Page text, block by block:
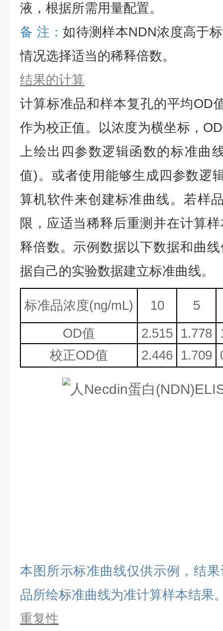
液，根据所需用量配置。
备 注：如待测样本NDN浓度高于
情况选择适当的稀释倍数。
结果的计算
计算标准品和样本复孔的平均OD
作为校正值。以浓度为横坐标，
上绘出四参数逻辑函数的标准曲
值)。或者使用能够生成四参数逻
算机软件来创建标准曲线。若样
限，应适当稀释后重测并在计算
释倍数。示例数据以下数据和曲
据自己的实验数据建立标准曲线。
标准品浓度(ng/mL) 10
5
OD值
2.515 1.778
校正OD值 2.446 1.709
本图所示标准曲线仅供示例，结
品所绘标准曲线为准计算样本结果
重复性